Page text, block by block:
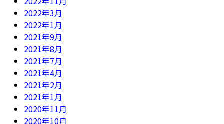
2022年3月
2022年1月
2021年9月
2021年8月
2021年7月
2021年4月
2021年2月
2021年1月
2020年11月
2020年10月